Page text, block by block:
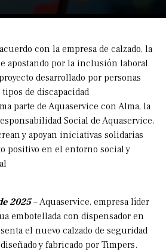
con la empresa de calzado, la
apostando por la inclusión laboral
desarrollado por personas
de discapacidad
parte de Aquaservice con Alma, la
Social de Aquaservice,
y apoyan iniciativas solidarias
positivo en el entorno social y
2025– Aquaservice, empresa líder
embotellada con dispensador en
el nuevo calzado de seguridad
y fabricado por Timpers.